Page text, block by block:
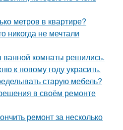
метров в квартире?
никогда не мечтали
комнаты решились.
к новому году украсить.
старую мебель?
в своём ремонте
ремонт за несколько